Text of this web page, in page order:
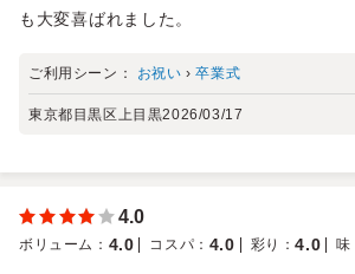
も大変喜ばれました。
ご利用シーン： お祝い ›卒業式
東京都目黒区上目黒2026/03/17
4.0
ボリューム ： 4.0 コスパ ： 4.0 彩り ：4.0 味